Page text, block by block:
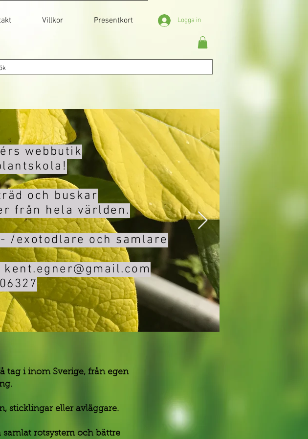
Villkor Presentkort Logga in
webbutik
och buskar
från hela världen.
/exotodlare och samlare
tag i inom Sverige, från egen
sticklingar eller avläggare.
rotsystem och bättre